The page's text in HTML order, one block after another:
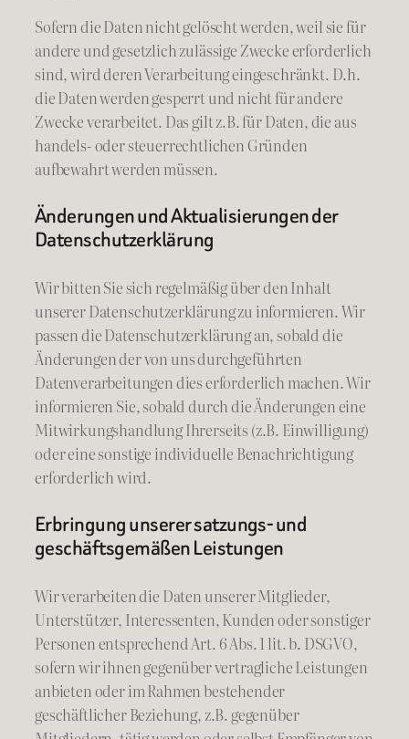
Sofern die Daten nicht gelöscht werden, weil sie für
andere und gesetzlich zulässige Zwecke erforderlich
sind, wird deren Verarbeitung eingeschränkt. D.h.
die Daten werden gesperrt und nicht für andere
Zwecke verarbeitet. Das gilt z.B. für Daten, die aus
handels- oder steuerrechtlichen Gründen
aufbewahrt werden müssen.
Änderungen und Aktualisierungen der
Datenschutzerklärung
Wir bitten Sie sich regelmäßig über den Inhalt
unserer Datenschutzerklärung zu informieren. Wir
passen die Datenschutzerklärung an, sobald die
Änderungen der von uns durchgeführten
Datenverarbeitungen dies erforderlich machen. Wir
informieren Sie, sobald durch die Änderungen eine
Mitwirkungshandlung Ihrerseits (z.B. Einwilligung)
oder eine sonstige individuelle Benachrichtigung
erforderlich wird.
Erbringung unserer satzungs- und
geschäftsgemäßen Leistungen
Wir verarbeiten die Daten unserer Mitglieder,
Unterstützer, Interessenten, Kunden oder sonstiger
Personen entsprechend Art. 6 Abs. 1 lit. b. DSGVO,
sofern wir ihnen gegenüber vertragliche Leistungen
anbieten oder im Rahmen bestehender
geschäftlicher Beziehung, z.B. gegenüber